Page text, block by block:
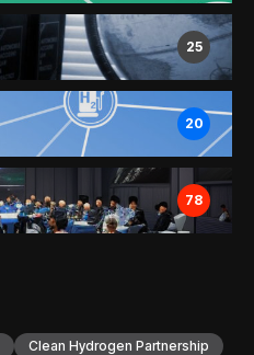
25
20
78
Clean Hydrogen Partnership